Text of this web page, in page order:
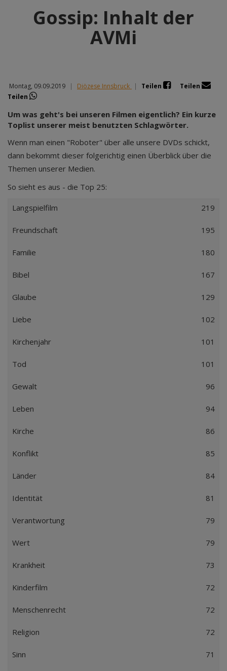
Gossip: Inhalt der
AVMi
Montag, 09.09.2019 | Diözese Innsbruck | Teilen
Teilen
Teilen
Um was geht's bei unseren Filmen eigentlich? Ein kurze
Toplist unserer meist benutzten Schlagwörter.
Wenn man einen "Roboter" über alle unsere DVDs schickt,
dann bekommt dieser folgerichtig einen Überblick über die
Themen unserer Medien.
So sieht es aus - die Top 25:
Langspielfilm 219
Freundschaft 195
Familie 180
Bibel 167
Glaube 129
Liebe 102
Kirchenjahr 101
Tod 101
Gewalt 96
Leben 94
Kirche 86
Konflikt 85
Länder 84
Identität 81
Verantwortung 79
Wert 79
Krankheit 73
Kinderfilm 72
Menschenrecht 72
Religion 72
Sinn 71